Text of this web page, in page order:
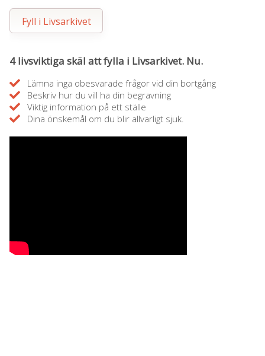
Fyll i Livsarkivet
4 livsviktiga skäl att fylla i Livsarkivet. Nu.
Lämna inga obesvarade frågor vid din bortgång
Beskriv hur du vill ha din begravning
Viktig information på ett ställe
Dina önskemål om du blir allvarligt sjuk.